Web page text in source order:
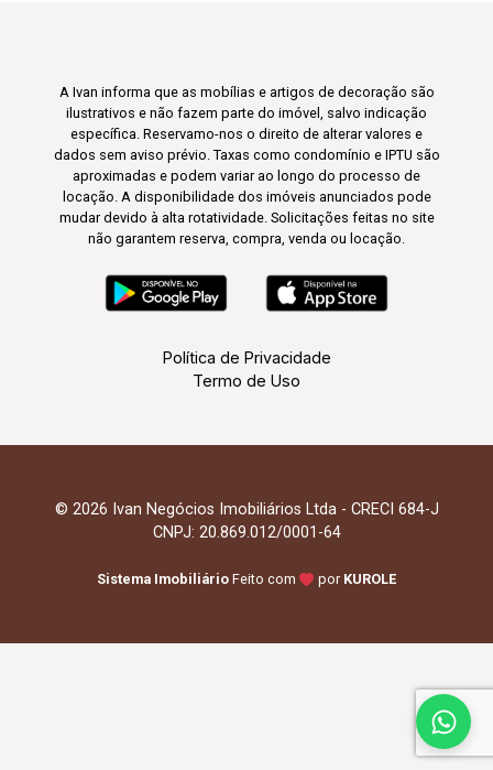
A Ivan informa que as mobílias e artigos de decoração são
ilustrativos e não fazem parte do imóvel, salvo indicação
específica. Reservamo-nos o direito de alterar valores e
dados sem aviso prévio. Taxas como condomínio e IPTU são
aproximadas e podem variar ao longo do processo de
locação. A disponibilidade dos imóveis anunciados pode
mudar devido à alta rotatividade. Solicitações feitas no site
não garantem reserva, compra, venda ou locação.
Política de Privacidade
Termo de Uso
© 2026 Ivan Negócios Imobiliários Ltda - CRECI 684-J
CNPJ: 20.869.012/0001-64
Sistema Imobiliário Feito com por KUROLE